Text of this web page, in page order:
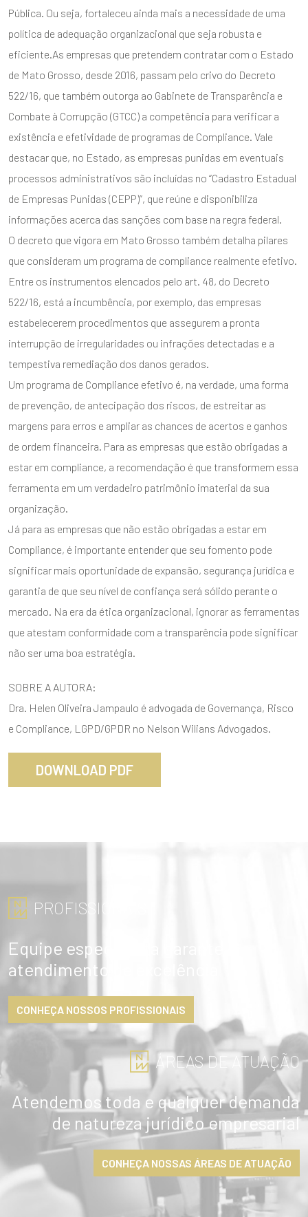
Pública. Ou seja, fortaleceu ainda mais a necessidade de uma
política de adequação organizacional que seja robusta e
eficiente.As empresas que pretendem contratar com o Estado
de Mato Grosso, desde 2016, passam pelo crivo do Decreto
522/16, que também outorga ao Gabinete de Transparência e
Combate à Corrupção (GTCC) a competência para verificar a
existência e efetividade de programas de Compliance. Vale
destacar que, no Estado, as empresas punidas em eventuais
processos administrativos são incluídas no “Cadastro Estadual
de Empresas Punidas (CEPP)”, que reúne e disponibiliza
informações acerca das sanções com base na regra federal.
O decreto que vigora em Mato Grosso também detalha pilares
que consideram um programa de compliance realmente efetivo.
Entre os instrumentos elencados pelo art. 48, do Decreto
522/16, está a incumbência, por exemplo, das empresas
estabelecerem procedimentos que assegurem a pronta
interrupção de irregularidades ou infrações detectadas e a
tempestiva remediação dos danos gerados.
Um programa de Compliance efetivo é, na verdade, uma forma
de prevenção, de antecipação dos riscos, de estreitar as
margens para erros e ampliar as chances de acertos e ganhos
de ordem financeira. Para as empresas que estão obrigadas a
estar em compliance, a recomendação é que transformem essa
ferramenta em um verdadeiro patrimônio imaterial da sua
organização.
Já para as empresas que não estão obrigadas a estar em
Compliance, é importante entender que seu fomento pode
significar mais oportunidade de expansão, segurança jurídica e
garantia de que seu nível de confiança será sólido perante o
mercado. Na era da ética organizacional, ignorar as ferramentas
que atestam conformidade com a transparência pode significar
não ser uma boa estratégia.
SOBRE A AUTORA:
Dra. Helen Oliveira Jampaulo é advogada de Governança, Risco
e Compliance, LGPD/GPDR no Nelson Wilians Advogados.
DOWNLOAD PDF
PROFISSIONAIS
Equipe especialista garante
atendimento de excelência
CONHEÇA NOSSOS PROFISSIONAIS
ÁREAS DE ATUAÇÃO
Atendemos toda e qualquer demanda
de natureza jurídico empresarial
CONHEÇA NOSSAS ÁREAS DE ATUAÇÃO
ENVIAR